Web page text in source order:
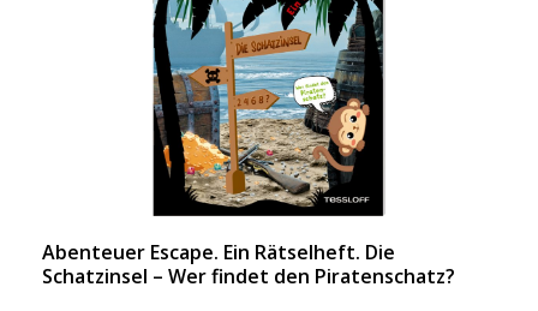
Abenteuer Escape. Ein Rätselheft. Die
Schatzinsel – Wer findet den Piratenschatz?